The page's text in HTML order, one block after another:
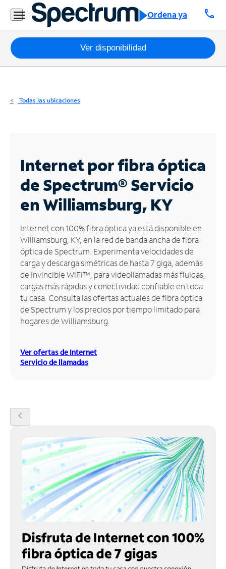
Ordena ya call
Residencial
Business
Paquetes
Internet
Business
Contáctanos
Inglés
Administrar
cuenta
Encuentra
una
tienda
Ver disponibilidad
Todas las ubicaciones
Internet por fibra óptica
de Spectrum®Servicio
en Williamsburg, KY
Internet con 100% fibra óptica ya está disponible en
Williamsburg, KY, en la red de banda ancha de fibra
óptica de Spectrum. Experimenta velocidades de
carga y descarga simétricas de hasta 7 giga, además
de Invincible WiFi™, para videollamadas más fluidas,
cargas más rápidas y conectividad confiable en toda
tu casa. Consulta las ofertas actuales de fibra óptica
de Spectrum y los precios por tiempo limitado para
hogares de Williamsburg.
Ver ofertas de Internet
Servicio de llamadas
chevron_left